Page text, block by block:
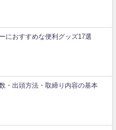
におすすめな便利グッズ17選
・出頭方法・取締り内容の基本